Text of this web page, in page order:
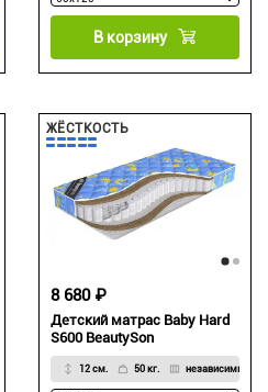
В корзину
ЖЁСТКОСТЬ
Детский матрас Baby Hard
S600 BeautySon
12 см. 50 кг. независимый
8 680 ₽